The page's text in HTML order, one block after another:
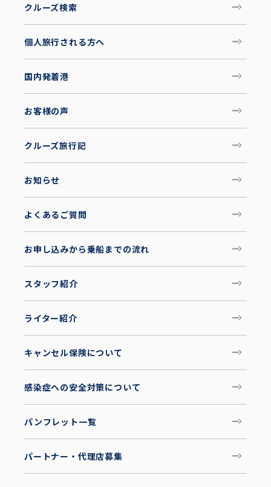
クルーズ検索
個人旅行される方へ
国内発着港
お客様の声
クルーズ旅行記
お知らせ
よくあるご質問
お申し込みから乗船までの流れ
スタッフ紹介
ライター紹介
キャンセル保険について
感染症への安全対策について
パンフレット一覧
パートナー・代理店募集